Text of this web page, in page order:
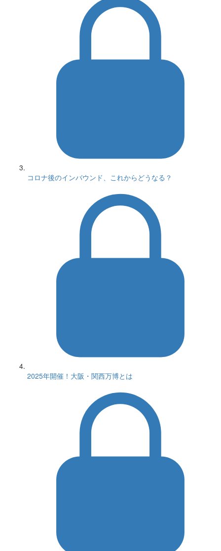
コロナ後のインバウンド、これからどうなる？
2025年開催！大阪・関西万博とは